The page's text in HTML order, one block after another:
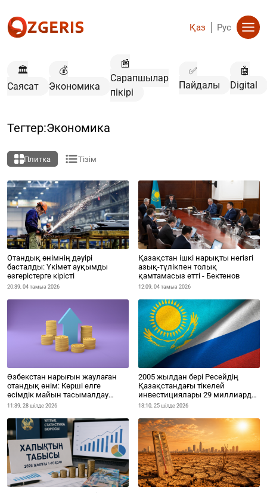
Қаз Рус
🏛️
Саясат
💰
Экономика
📰
Сарапшылар
пікірі
✅
Пайдалы
🤖
Digital
Тегтер:Экономика
Плитка Тізім
Отандық өнімнің дәуірі
басталды: Үкімет ауқымды
өзгерістерге кірісті
20:39, 04 тамыз 2026
Қазақстан ішкі нарықты негізгі
азық-түлікпен толық
қамтамасыз етті - Бектенов
12:09, 04 тамыз 2026
Өзбекстан нарығын жаулаған
отандық өнім: Көрші елге
өсімдік майын тасымалдау
көлемі күрт артты
11:39, 28 шілде 2026
2005 жылдан бері Ресейдің
Қазақстандағы тікелей
инвестициялары 29 миллиард
долларға жетті.
13:10, 25 шілде 2026